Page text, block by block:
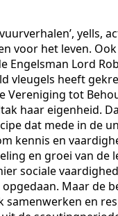
yells,
voor het leven.
Lord
vleugels heeft
Vereniging tot
haar eigenheid.
dat mede in de
kennis en
en groei van de
sociale
Maar de
en